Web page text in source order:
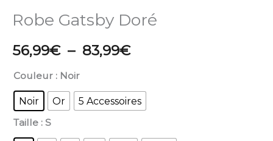
Robe Gatsby Doré
56,99€ – 83,99€
Couleur : Noir
Noir Or
5 Accessoires
Taille : S